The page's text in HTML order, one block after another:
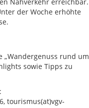
der Woche erhöhte
„Wandergenuss rund um
sowie Tipps zu
tourismus(at)vgv-